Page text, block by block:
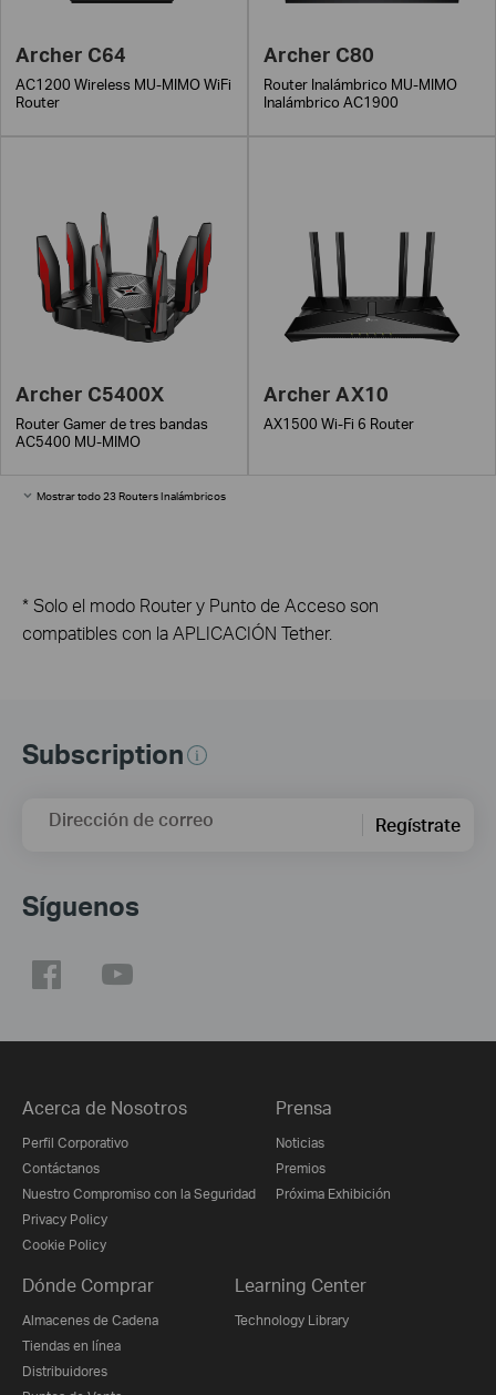
Archer C64
AC1200 Wireless MU-MIMO WiFi
Router
Archer C80
Router Inalámbrico MU-MIMO
Inalámbrico AC1900
Archer C5400X
Router Gamer de tres bandas
AC5400 MU-MIMO
Archer AX10
AX1500 Wi-Fi 6 Router
Mostrar todo 23 Routers Inalámbricos
* Solo el modo Router y Punto de Acceso son
compatibles con la APLICACIÓN Tether.
Subscription
Dirección de correo Regístrate
Síguenos
Acerca de Nosotros
Perfil Corporativo
Contáctanos
Nuestro Compromiso con la Seguridad
Privacy Policy
Cookie Policy
Prensa
Noticias
Premios
Próxima Exhibición
Dónde Comprar
Almacenes de Cadena
Tiendas en línea
Distribuidores
Learning Center
Technology Library